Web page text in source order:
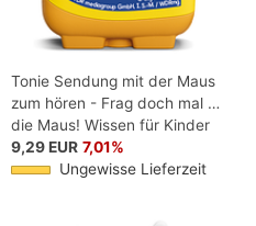
Tonie Sendung mit der Maus
zum hören - Frag doch mal …
die Maus! Wissen für Kinder
9,29 EUR 7,01%
Ungewisse Lieferzeit